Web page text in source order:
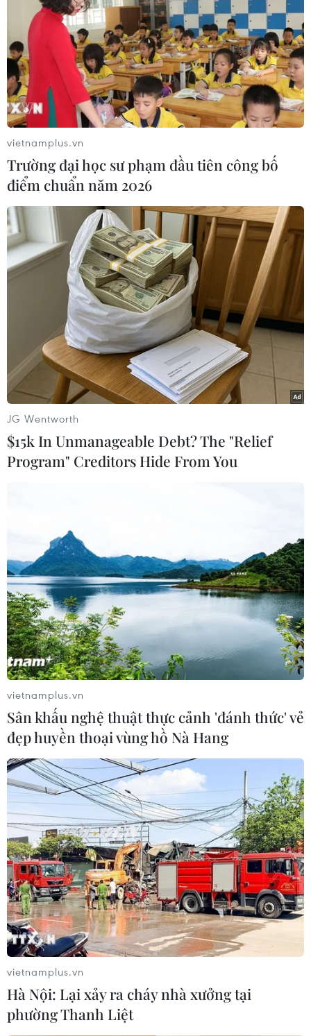
Từ 10-11/8, Bắc Bộ và Trung Bộ có nơi nắng nóng
gay gắt trên 37 độ C
Áp thấp nhiệt đới đổi hướng trên vùng biển
phía Đông khu vực vịnh Bắc Bộ
Áp thấp nhiệt đới trên vịnh Bắc Bộ sẽ gây ảnh
hưởng thế nào tới Việt Nam?
Từ ngày 9/8, cảnh báo nắng nóng diện rộng ở
khu vực Bắc Bộ và Trung Bộ
Thời tiết ngày 7/8: Bắc Bộ và Bắc Trung Bộ giảm
mưa về đêm, cục bộ có mưa to
TIN LIÊN QUAN
Ngày và đêm 12/4, Tây Bắc Bộ và từ Thanh
Hóa đến Quảng Bình có mưa lớn
11/04/2025 09:20
Do ảnh hưởng của không khí lạnh, ngày và đêm 12/4,
Tây Bắc Bắc Bộ và Thanh Hóa-Quảng Bình có mưa vừa,
mưa to và dông, có nơi mưa rất to với lượng mưa phổ
biến từ 30-60mm, cục bộ có nơi trên 90mm.
An Giang đón cơn mưa "vàng” giải nhiệt
sau nhiều tháng nắng nóng gay gắt
10/04/2025 12:13
Cơn mưa bất ngờ giúp giải nhiệt cho hơn 13.277ha rừng
vietnamplus.vn
Trường đại học sư phạm đầu tiên công bố
điểm chuẩn năm 2026
JG Wentworth
$15k In Unmanageable Debt? The "Relief
Program" Creditors Hide From You
vietnamplus.vn
Sân khấu nghệ thuật thực cảnh 'đánh thức' vẻ
đẹp huyền thoại vùng hồ Nà Hang
vietnamplus.vn
Hà Nội: Lại xảy ra cháy nhà xưởng tại
phường Thanh Liệt